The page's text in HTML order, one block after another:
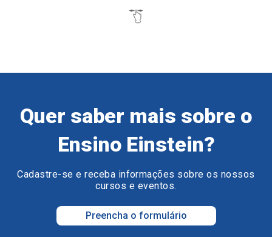
Quer saber mais sobre o
Ensino Einstein?
Cadastre-se e receba informações sobre os nossos
cursos e eventos.
Preencha o formulário